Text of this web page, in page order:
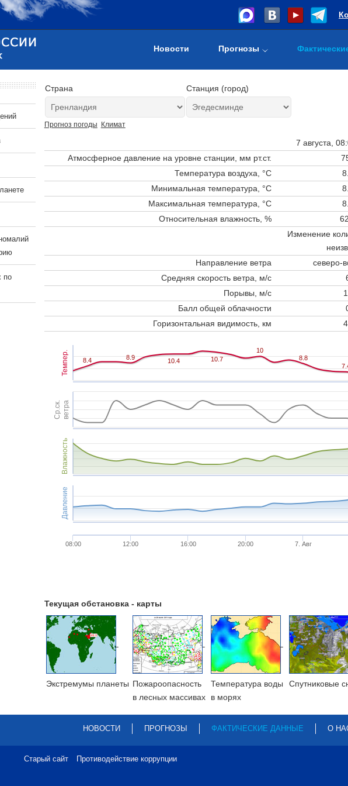
Новости Прогнозы
Страна Станция (город)
Прогноз погоды Климат
7 августа,
Атмосферное давление на уровне станции, мм рт.ст.
Температура воздуха, °C
Минимальная температура, °C
Максимальная температура, °C
Относительная влажность, %
Изменение
Направление ветра
северо-
Средняя скорость ветра, м/с
Порывы, м/с
Балл общей облачности
Горизонтальная видимость, км
Темпер.
Ср.ск.ветра
Влажность
Давление
8.4
8.4 8.9
8.9 10.4
10.4 10.7
10.7
10
10
8.8
8.8
08:00 12:00 16:00 20:00 7. Авг
Текущая обстановка - карты
Экстремумы планеты Пожароопасность
в лесных массивах
Температура воды
в морях
Cпутниковые
по
НОВОСТИ ПРОГНОЗЫ ФАКТИЧЕСКИЕ ДАННЫЕ О
Старый сайт Противодействие коррупции